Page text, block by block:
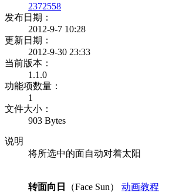
2372558
发布日期：
2012-9-7 10:28
更新日期：
2012-9-30 23:33
当前版本：
1.1.0
功能项数量：
1
文件大小：
903 Bytes
说明
将所选中的面自动对着太阳
转面向日 （Face Sun）
动画教程